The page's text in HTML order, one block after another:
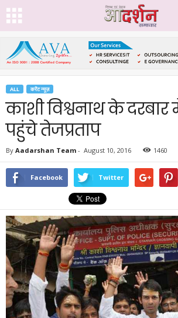
ALL करेंट न्यूज़
काशी विश्वनाथ के
पहुंचे तेजप्रताप
By Aadarshan Team - August 10, 2016 1460
Facebook Twitter